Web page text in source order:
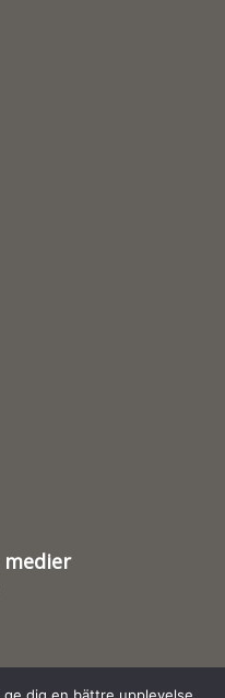
medier